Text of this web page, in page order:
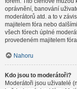
oprávnění, banování
moderátorů atd. a to v
majitelem fóra nebo
všech fórech úplné
provedeném majitelem
Nahoru
Kdo jsou to moderátoři?
Moderátoři jsou uživatelé